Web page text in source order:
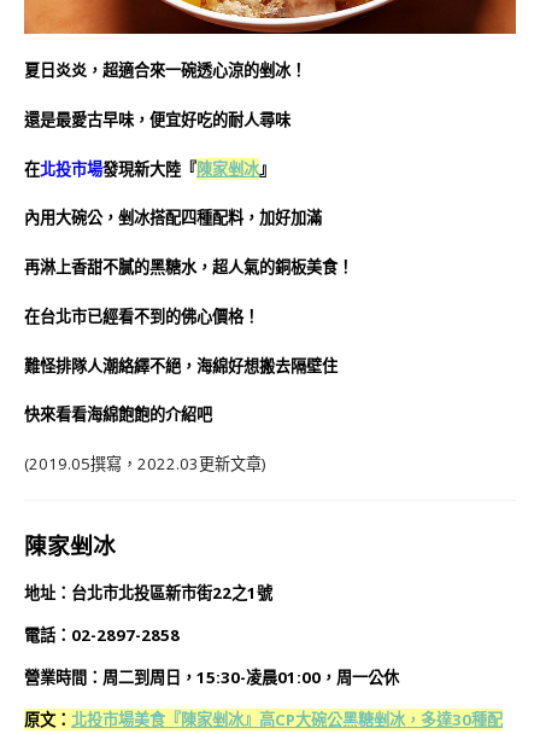
夏日炎炎，超適合來一碗透心涼的剉冰！
還是最愛古早味，便宜好吃的耐人尋味
在北投市場發現新大陸『陳家剉冰』
內用大碗公，剉冰搭配四種配料，加好加滿
再淋上香甜不膩的黑糖水，超人氣的銅板美食！
在台北市已經看不到的佛心價格！
難怪排隊人潮絡繹不絕，海綿好想搬去隔壁住
快來看看海綿飽飽的介紹吧
(2019.05撰寫，2022.03更新文章)
陳家剉冰
地址：台北市北投區新市街22之1號
電話：02-2897-2858
營業時間：周二到周日，15:30-凌晨01:00，周一公休
原文： 北投市場美食『陳家剉冰』高CP大碗公黑糖剉冰，多達30種配